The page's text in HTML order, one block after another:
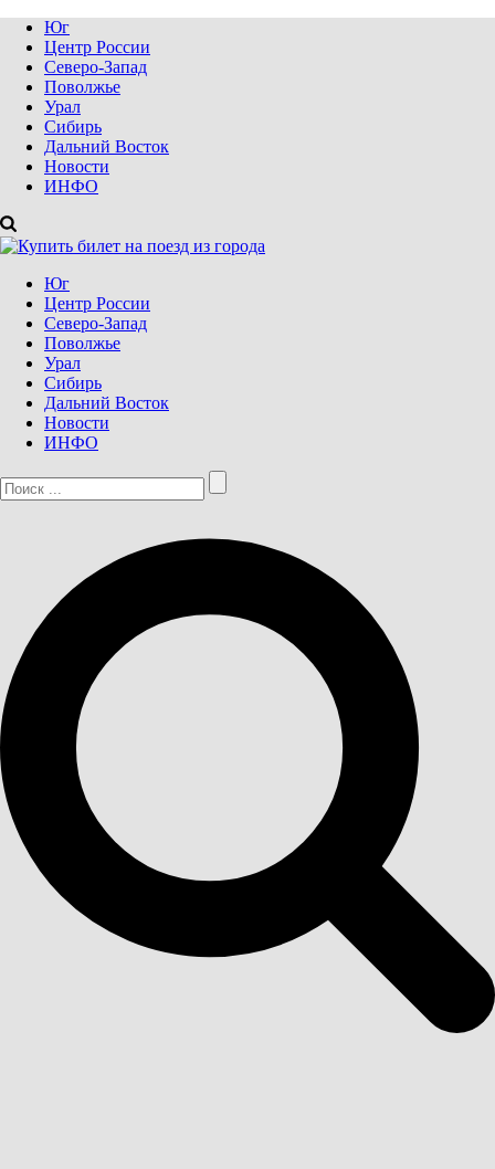
Юг
Центр России
Северо-Запад
Поволжье
Урал
Сибирь
Дальний Восток
Новости
ИНФО
Юг
Центр России
Северо-Запад
Поволжье
Урал
Сибирь
Дальний Восток
Новости
ИНФО